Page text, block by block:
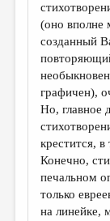
(оно вполне
созданный
графичен),
Но, главное
крестится,
Конечно,
печальном
только
на линейке,